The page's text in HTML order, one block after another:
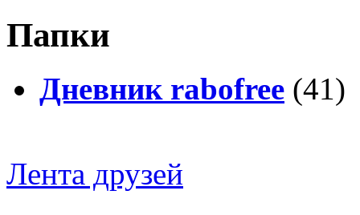
Папки
Дневник rabofree (41)
Лента друзей